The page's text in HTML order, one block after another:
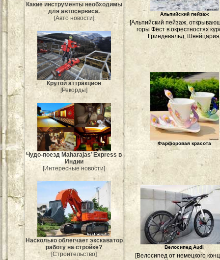
Какие инструменты необходимы
для автосервиса.
[Авто новости]
Крутой аттракцион
[Рекорды]
Чудо-поезд Maharajas’ Express в
Индии
[Интересные новости]
Насколько облегчает экскаватор
работу на стройке?
[Строительство]
Альпийский пейзаж
[Альпийский пейзаж,
горы Фёст в окрестностях
Гриндевальд,
Фарфоровая красота
Велосипед Audi
[Велосипед от немецкого